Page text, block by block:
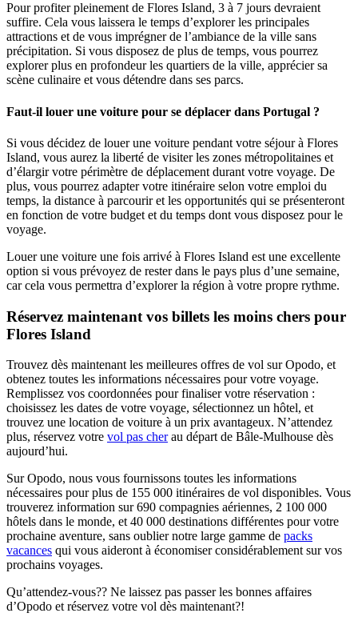
Pour profiter pleinement de Flores Island, 3 à 7 jours devraient
suffire. Cela vous laissera le temps d’explorer les principales
attractions et de vous imprégner de l’ambiance de la ville sans
précipitation. Si vous disposez de plus de temps, vous pourrez
explorer plus en profondeur les quartiers de la ville, apprécier sa
scène culinaire et vous détendre dans ses parcs.
Faut-il louer une voiture pour se déplacer dans Portugal ?
Si vous décidez de louer une voiture pendant votre séjour à Flores
Island, vous aurez la liberté de visiter les zones métropolitaines et
d’élargir votre périmètre de déplacement durant votre voyage. De
plus, vous pourrez adapter votre itinéraire selon votre emploi du
temps, la distance à parcourir et les opportunités qui se présenteront
en fonction de votre budget et du temps dont vous disposez pour le
voyage.
Louer une voiture une fois arrivé à Flores Island est une excellente
option si vous prévoyez de rester dans le pays plus d’une semaine,
car cela vous permettra d’explorer la région à votre propre rythme.
Réservez maintenant vos billets les moins chers pour
Flores Island
Trouvez dès maintenant les meilleures offres de vol sur Opodo, et
obtenez toutes les informations nécessaires pour votre voyage.
Remplissez vos coordonnées pour finaliser votre réservation :
choisissez les dates de votre voyage, sélectionnez un hôtel, et
trouvez une location de voiture à un prix avantageux. N’attendez
plus, réservez votre vol pas cherau départ de Bâle-Mulhouse dès
aujourd’hui.
Sur Opodo, nous vous fournissons toutes les informations
nécessaires pour plus de 155 000 itinéraires de vol disponibles. Vous
trouverez information sur 690 compagnies aériennes, 2 100 000
hôtels dans le monde, et 40 000 destinations différentes pour votre
prochaine aventure, sans oublier notre large gamme de packs
vacances qui vous aideront à économiser considérablement sur vos
prochains voyages.
Qu’attendez-vous?? Ne laissez pas passer les bonnes affaires
d’Opodo et réservez votre vol dès maintenant?!